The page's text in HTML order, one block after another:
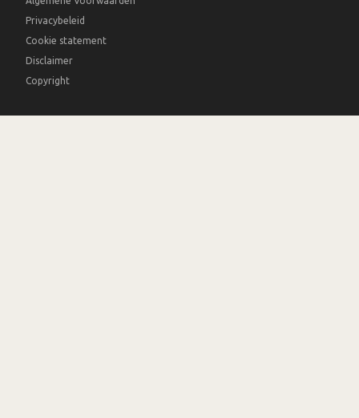
Privacybeleid
Cookie statement
Disclaimer
Copyright